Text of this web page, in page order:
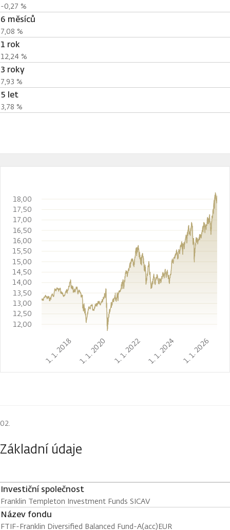
-0,27 %
6 měsíců
7,08 %
1 rok
12,24 %
3 roky
7,93 %
5 let
3,78 %
1. 1. 2018 1. 1. 2020 1. 1. 2022 1. 1. 2024 1. 1. 2026
12,00
12,50
13,00
13,50
14,00
14,50
15,00
15,50
16,00
16,50
17,00
17,50
18,00
Základní údaje
Investiční společnost
Franklin Templeton Investment Funds SICAV
Název fondu
FTIF-Franklin Diversified Balanced Fund-A(acc)EUR